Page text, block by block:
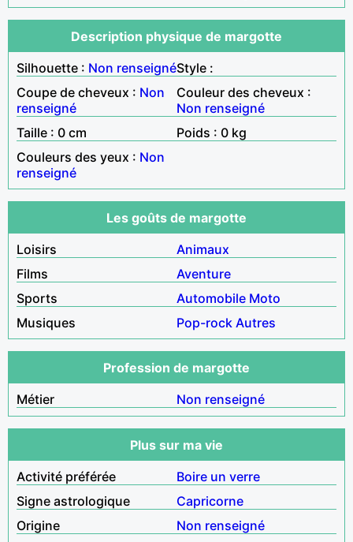
Description physique de margotte
Silhouette : Non renseignéStyle :
Coupe de cheveux : Non
renseigné
Couleur des cheveux :
Non renseigné
Taille : 0 cm
Poids : 0 kg
Couleurs des yeux : Non
renseigné
Les goûts de margotte
Loisirs
Animaux
Films
Aventure
Sports
Automobile Moto
Musiques
Pop-rock Autres
Profession de margotte
Métier
Non renseigné
Plus sur ma vie
Activité préférée
Boire un verre
Signe astrologique
Capricorne
Origine
Non renseigné